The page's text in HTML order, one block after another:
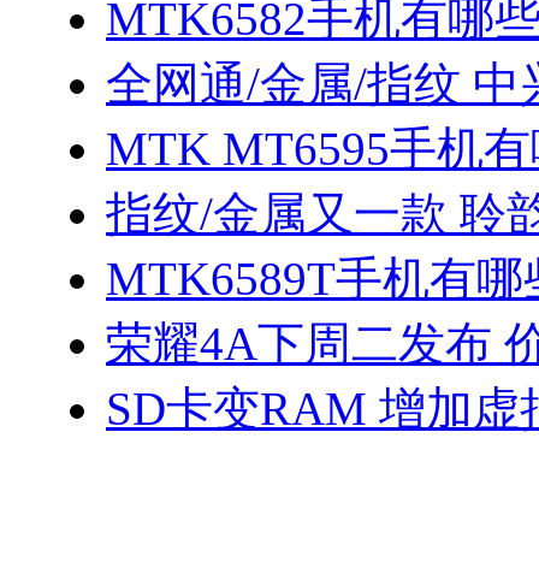
MTK6582手机有哪
全网通/金属/指纹 中
MTK MT6595手机
指纹/金属又一款 聆
MTK6589T手机有
荣耀4A下周二发布
SD卡变RAM 增加虚